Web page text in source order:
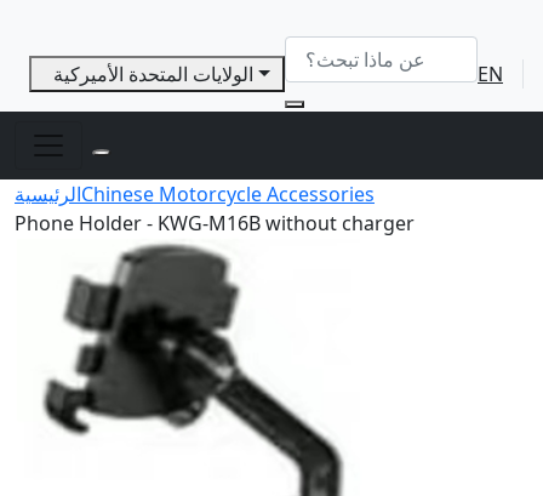
EN
الرئيسيةChinese Motorcycle Accessories
Phone Holder - KWG-M16B without charger